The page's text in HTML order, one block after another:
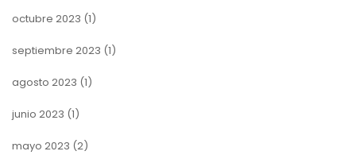
octubre 2023 (1)
septiembre 2023 (1)
agosto 2023 (1)
junio 2023 (1)
mayo 2023 (2)